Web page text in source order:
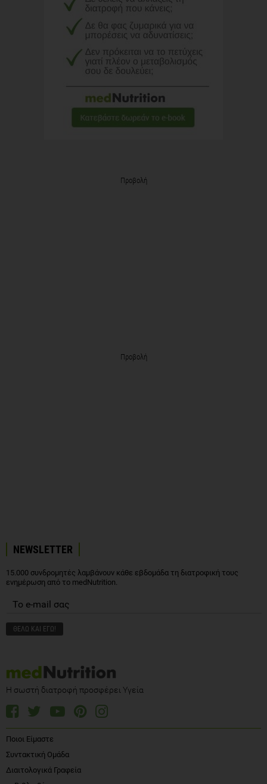
Προβολή
Προβολή
NEWSLETTER
15.000 συνδρομητές λαμβάνουν κάθε εβδομάδα τη διατροφική τους
ενημέρωση από το medNutrition.
Η σωστή διατροφή προσφέρει Υγεία
Ποιοι Είμαστε
Συντακτική Ομάδα
Διαιτολογικά Γραφεία